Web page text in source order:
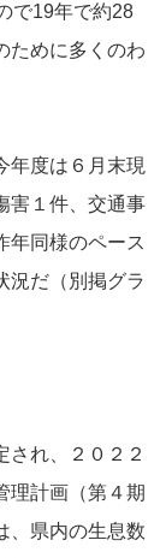
で19年で約28
ために多くのわ
年度は６月末現
害１件、交通事
年同様のペース
況だ（別掲グラ
れ、２０２２
理計画（第４期
、県内の生息数